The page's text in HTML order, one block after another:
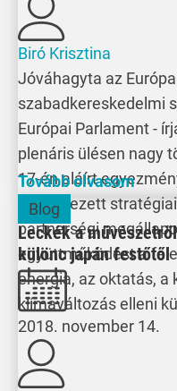
Biró Krisztina
Jóváhagyta az
szabadkereskedelmi
Európai Parlament -
plenáris ülésen nagy
17-én aláírt
úgynevezett stratégiai
partnerségi
együttműködést a
energia, az oktatás, a
klímaváltozás elleni
Tovább olvasom
Blog
Leckék a
különc japán festőtől
2018. november 14.